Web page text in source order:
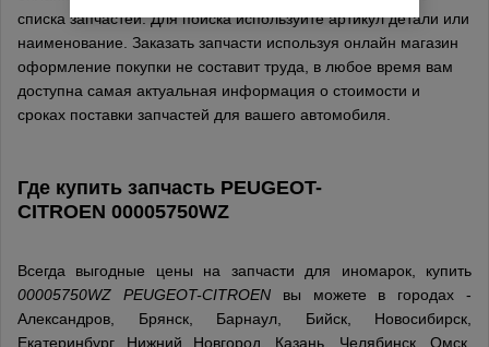
списка запчастей. Для поиска используйте артикул детали или
наименование. Заказать запчасти используя онлайн магазин
оформление покупки не составит труда, в любое время вам
доступна самая актуальная информация о стоимости и
сроках поставки запчастей для вашего автомобиля.
Где купить запчасть PEUGEOT-
CITROEN 00005750WZ
Всегда выгодные цены на запчасти для иномарок, купить
00005750WZ PEUGEOT-CITROENвы можете в городах -
Александров, Брянск, Барнаул, Бийск, Новосибирск,
Екатеринбург, Нижний Новгород, Казань, Челябинск, Омск,